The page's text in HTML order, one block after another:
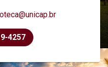
4257